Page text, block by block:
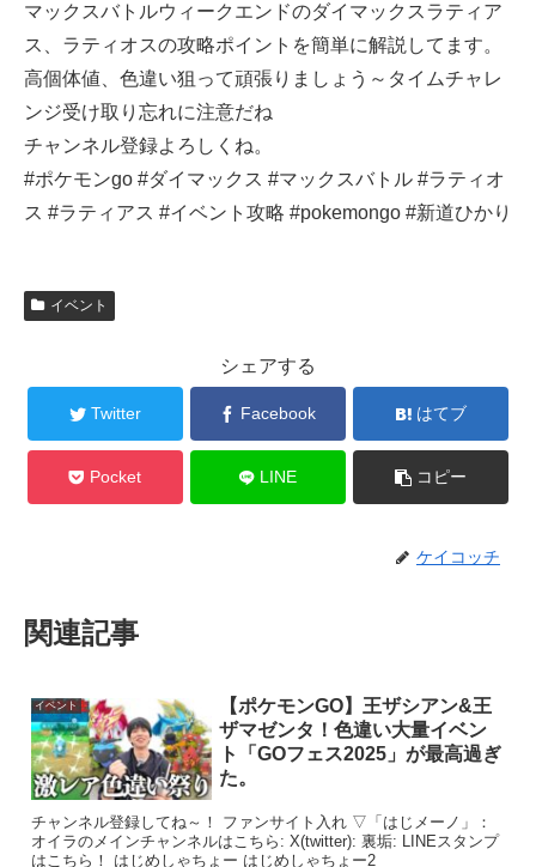
マックスバトルウィークエンドのダイマックスラティア
ス、ラティオスの攻略ポイントを簡単に解説してます。
高個体値、色違い狙って頑張りましょう～タイムチャレ
ンジ受け取り忘れに注意だね
チャンネル登録よろしくね。
#ポケモンgo #ダイマックス #マックスバトル #ラティオ
ス #ラティアス #イベント攻略 #pokemongo #新道ひかり
イベント
シェアする
Twitter Facebook はてブ
Pocket LINE コピー
ケイコッチ
関連記事
イベント
【ポケモンGO】王ザシアン&王
ザマゼンタ！色違い大量イベン
ト「GOフェス2025」が最高過ぎ
た。
チャンネル登録してね～！ ファンサイト入れ ▽「はじメーノ」：
オイラのメインチャンネルはこちら: X(twitter): 裏垢: LINEスタンプ
はこちら！ はじめしゃちょー はじめしゃちょー2